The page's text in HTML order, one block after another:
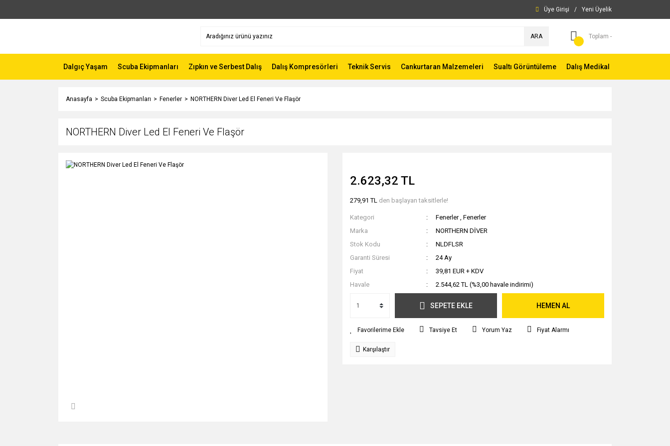
Üye Girişi / Yeni Üyelik
ARA Toplam -
Dalgıç Yaşam Scuba Ekipmanları Zıpkın ve Serbest Dalış Dalış Kompresörleri Teknik Servis Cankurtaran Malzemeleri Sualtı Görüntüleme Dalış Medikal
Anasayfa Scuba Ekipmanları Fenerler NORTHERN Diver Led El Feneri Ve Flaşör
NORTHERN Diver Led El Feneri Ve Flaşör
2.623,32 TL
279,91 TL den başlayan taksitlerle!
Kategori Fenerler , Fenerler
Marka
NORTHERN DİVER
Stok Kodu
NLDFLSR
Garanti Süresi
24 Ay
Fiyat
39,81 EUR + KDV
Havale
2.544,62 TL (%3,00 havale indirimi)
SEPETE EKLE HEMEN AL
Tavsiye Et Yorum Yaz Fiyat Alarmı
Karşılaştır